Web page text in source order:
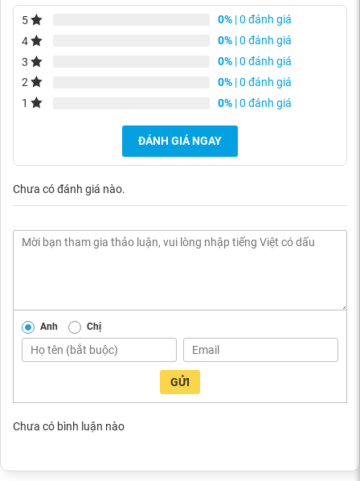
5 0% | 0 đánh giá
4
0% | 0 đánh giá
3
0% | 0 đánh giá
2
0% | 0 đánh giá
1
0% | 0 đánh giá
ĐÁNH GIÁ NGAY
Chưa có đánh giá nào.
Anh Chị
GỬI
Chưa có bình luận nào